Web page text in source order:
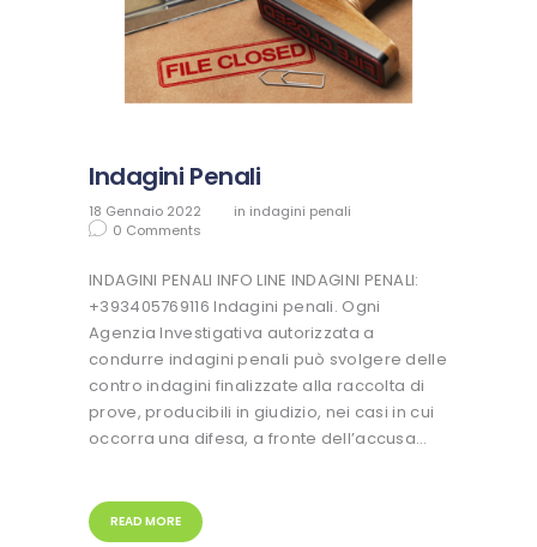
Indagini Penali
18 Gennaio 2022 in indagini penali
0 Comments
INDAGINI PENALI INFO LINE INDAGINI PENALI:
+393405769116 Indagini penali. Ogni
Agenzia Investigativa autorizzata a
condurre indagini penali può svolgere delle
contro indagini finalizzate alla raccolta di
prove, producibili in giudizio, nei casi in cui
occorra una difesa, a fronte dell’accusa…
READ MORE